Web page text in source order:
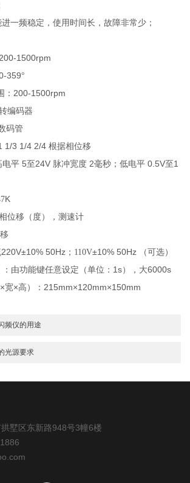
一频稳定，使用时间长，故障非常少；
200-1500rpm
359°
：200-1500rpm
编码器
码管
1/3 1/4 2/4根据相位移
电平 5至24V 脉冲宽度 2毫秒；低电平 0.5V至 1
K
位移（度），测速计
220V±10% 50Hz ；110V±10% 50Hz （可选）
：由功能键任意设定（单位： 1s），大6000s
×宽×高）：215mm×120mm×150mm
频仪的用途
光源要求
墅区东新路948号3幢6楼